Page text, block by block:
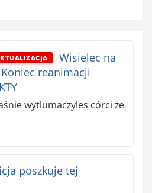
Wisielec na
reanimacji
wytlumaczyles córci że
poszkuje tej